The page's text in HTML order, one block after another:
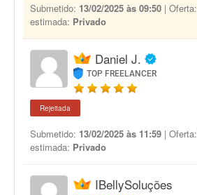
Submetido: 13/02/2025 às 09:50 | Oferta:
estimada: Privado
Daniel J.
TOP FREELANCER
Rejeitada
Submetido: 13/02/2025 às 11:59 | Oferta:
estimada: Privado
IBellySoluções